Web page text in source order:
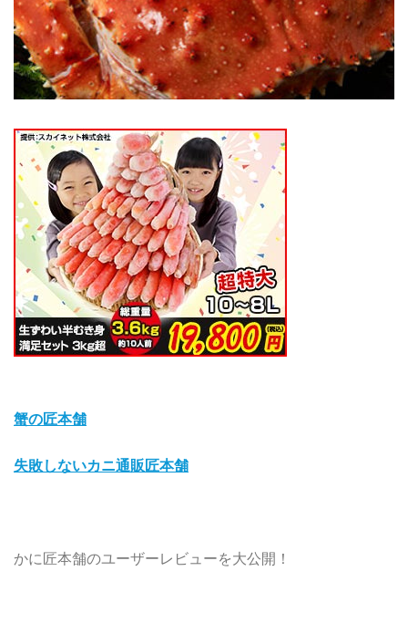
蟹の匠本舗
失敗しないカニ通販匠本舗
かに匠本舗のユーザーレビューを大公開！